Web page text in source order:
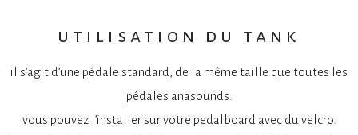
utilisation du tank
il s’agit d’une pédale standard, de la même taille que toutes les
pédales anasounds.
vous pouvez l’installer sur votre pedalboard avec du velcro.